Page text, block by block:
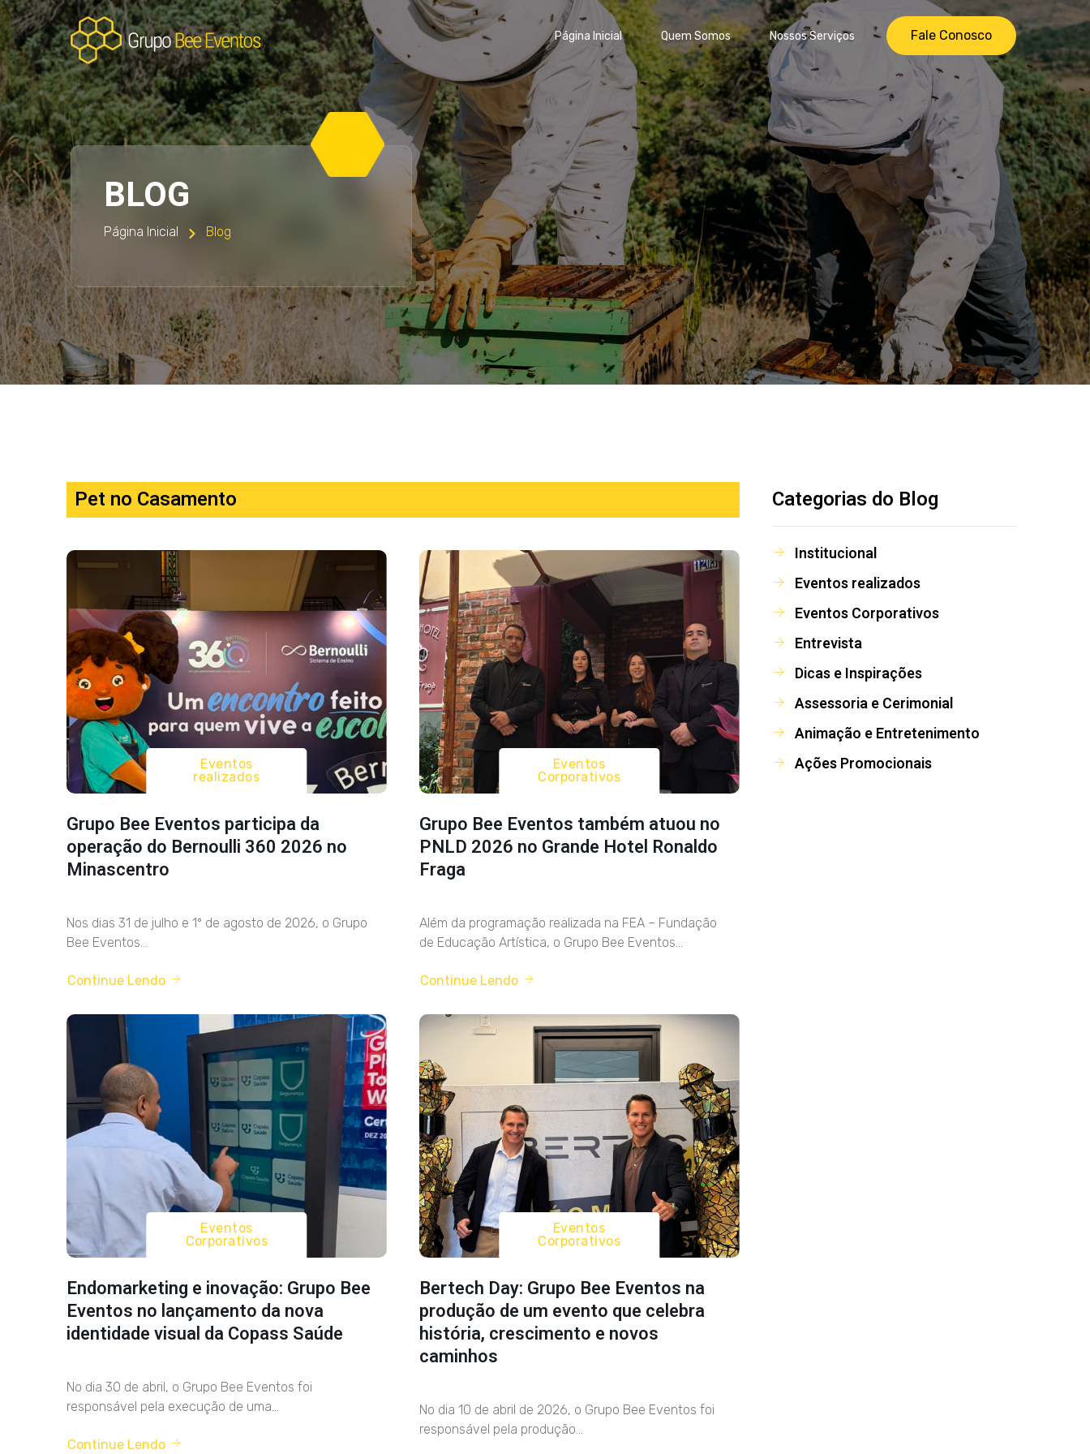
Página Inicial Quem Somos Nossos Serviços Fale Conosco
BLOG
Página Inicial Blog
Pet no Casamento
Eventos
realizados
Grupo Bee Eventos participa da
operação do Bernoulli 360 2026 no
Minascentro
Nos dias 31 de julho e 1º de agosto de 2026, o Grupo
Bee Eventos...
Continue Lendo
Eventos
Corporativos
Grupo Bee Eventos também atuou no
PNLD 2026 no Grande Hotel Ronaldo
Fraga
Além da programação realizada na FEA – Fundação
de Educação Artística, o Grupo Bee Eventos...
Continue Lendo
Eventos
Corporativos
Endomarketing e inovação: Grupo Bee
Eventos no lançamento da nova
identidade visual da Copass Saúde
No dia 30 de abril, o Grupo Bee Eventos foi
responsável pela execução de uma...
Continue Lendo
Eventos
Corporativos
Bertech Day: Grupo Bee Eventos na
produção de um evento que celebra
história, crescimento e novos
caminhos
No dia 10 de abril de 2026, o Grupo Bee Eventos foi
responsável pela produção...
Categorias do Blog
Institucional
Eventos realizados
Eventos Corporativos
Entrevista
Dicas e Inspirações
Assessoria e Cerimonial
Animação e Entretenimento
Ações Promocionais